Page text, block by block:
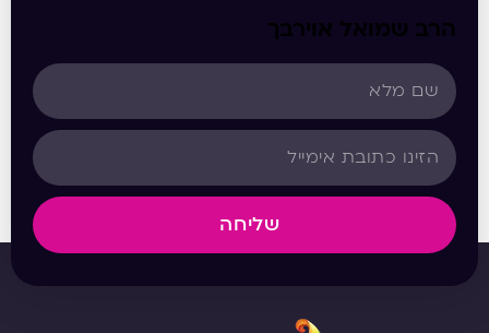
הרב שמואל אוירבך
שליחה